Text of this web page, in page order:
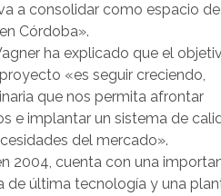
a consolidar como espacio de
Córdoba».
ha explicado que el
«es seguir creciendo,
que nos permita afrontar
e implantar un sistema de
del mercado».
2004, cuenta con una
de última tecnología y una